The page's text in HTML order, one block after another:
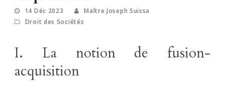
14 Déc 2023
Maître Joseph Suissa
Droit des Sociétés
I. La notion de fusion-
acquisition